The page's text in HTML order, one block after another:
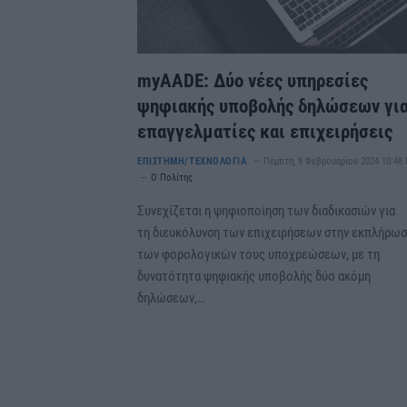
myAADE: Δύο νέες υπηρεσίες
ψηφιακής υποβολής δηλώσεων
επαγγελματίες και επιχειρήσεις
ΕΠΙΣΤΗΜΗ/ΤΕΧΝΟΛΟΓΙΑ
Πέμπτη, 8 Φεβρουαρίου 2024
Ο Πολίτης
Συνεχίζεται η ψηφιοποίηση των διαδικασιών για
τη διευκόλυνση των επιχειρήσεων στην
των φορολογικών τους υποχρεώσεων, με τη
δυνατότητα ψηφιακής υποβολής δύο ακόμη
δηλώσεων,…